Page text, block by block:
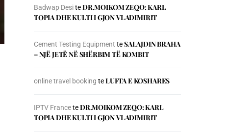
Badwap DesiteDR.MOIKOM ZEQO: KARL
TOPIA DHE KULTI I GJON VLADIMIRIT
Cement Testing Equipment teSALAJDIN BRAHA
– NJЁ JETЁ NЁ SHЁRBIM TЁ KOMBIT
online travel booking teLUFTA E KOSHARES
IPTV FranceteDR.MOIKOM ZEQO: KARL
TOPIA DHE KULTI I GJON VLADIMIRIT